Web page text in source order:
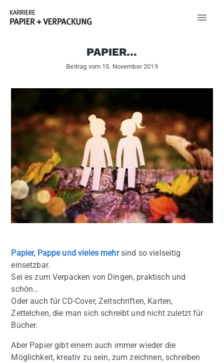
PAPIER…
Beitrag vom 15. November 2019
Papier, Pappe und vieles mehrsind so vielseitig
einsetzbar.
Sei es zum Verpacken von Dingen, praktisch und
schön…
Oder auch für CD-Cover, Zeitschriften, Karten,
Zettelchen, die man sich schreibt und nicht zuletzt für
Bücher.
Aber Papier gibt einem auch immer wieder die
Möglichkeit, kreativ zu sein, zum zeichnen, schreiben